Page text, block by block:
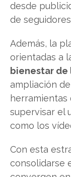
desde
de
Además, la
orientadas a
bienestar de
ampliación
herramientas
supervisar el
como los
Con esta
consolidarse